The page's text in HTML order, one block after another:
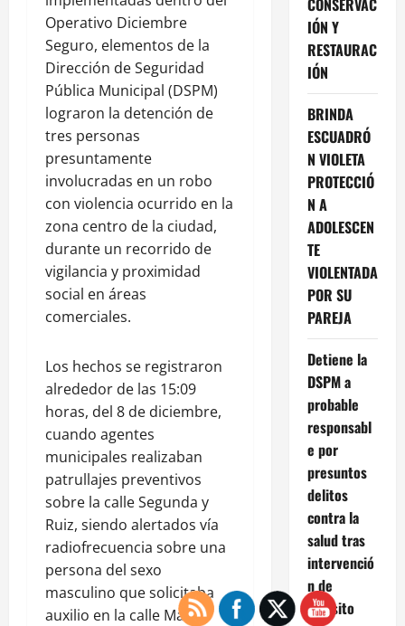
Operativo Diciembre
Seguro, elementos de la
Dirección de Seguridad
Pública Municipal (DSPM)
lograron la detención de
tres personas
presuntamente
involucradas en un robo
con violencia ocurrido en la
zona centro de la ciudad,
durante un recorrido de
vigilancia y proximidad
social en áreas
comerciales.
Los hechos se registraron
alrededor de las 15:09
horas, del 8 de diciembre,
cuando agentes
municipales realizaban
patrullajes preventivos
sobre la calle Segunda y
Ruiz, siendo alertados vía
radiofrecuencia sobre una
persona del sexo
masculino que solicitaba
auxilio en la calle Mar,
CONSERVAC
IÓN Y
RESTAURAC
IÓN
BRINDA
ESCUADRÓ
N VIOLETA
PROTECCIÓ
N A
ADOLESCEN
TE
VIOLENTADA
POR SU
PAREJA
Detiene la
DSPM a
probable
responsabl
e por
presuntos
delitos
contra la
salud tras
intervenció
n de
tránsito